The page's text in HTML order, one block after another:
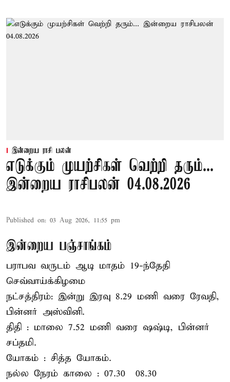
இன்றைய ராசி பலன்
எடுக்கும் முயற்சிகள் வெற்றி தரும்...
இன்றைய ராசிபலன் 04.08.2026
Published on: 03 Aug 2026, 11:55 pm
இன்றைய பஞ்சாங்கம்
பராபவ வருடம் ஆடி மாதம் 19-ந்தேதி
செவ்வாய்க்கிழமை
நட்சத்திரம்: இன்று இரவு 8.29 மணி வரை ரேவதி,
பின்னர் அஸ்வினி.
திதி : மாலை 7.52 மணி வரை ஷஷ்டி, பின்னர்
சப்தமி.
யோகம் : சித்த யோகம்.
நல்ல நேரம் காலை : 07.30 – 08.30